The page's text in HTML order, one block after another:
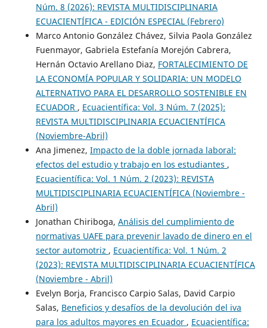
Núm. 8 (2026): REVISTA MULTIDISCIPLINARIA
ECUACIENTÍFICA - EDICIÓN ESPECIAL (Febrero)
Marco Antonio González Chávez, Silvia Paola González
Fuenmayor, Gabriela Estefanía Morejón Cabrera,
Hernán Octavio Arellano Diaz, FORTALECIMIENTO DE
LA ECONOMÍA POPULAR Y SOLIDARIA: UN MODELO
ALTERNATIVO PARA EL DESARROLLO SOSTENIBLE EN
ECUADOR , Ecuacientífica: Vol. 3 Núm. 7 (2025):
REVISTA MULTIDISCIPLINARIA ECUACIENTÍFICA
(Noviembre-Abril)
Ana Jimenez, Impacto de la doble jornada laboral:
efectos del estudio y trabajo en los estudiantes ,
Ecuacientífica: Vol. 1 Núm. 2 (2023): REVISTA
MULTIDISCIPLINARIA ECUACIENTÍFICA (Noviembre -
Abril)
Jonathan Chiriboga, Análisis del cumplimiento de
normativas UAFE para prevenir lavado de dinero en el
sector automotriz , Ecuacientífica: Vol. 1 Núm. 2
(2023): REVISTA MULTIDISCIPLINARIA ECUACIENTÍFICA
(Noviembre - Abril)
Evelyn Borja, Francisco Carpio Salas, David Carpio
Salas, Beneficios y desafíos de la devolución del iva
para los adultos mayores en Ecuador , Ecuacientífica: